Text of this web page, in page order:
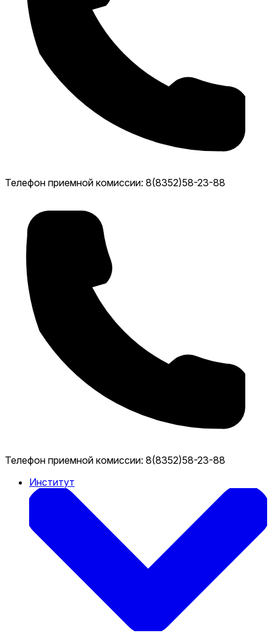
Телефон приемной комиссии: 8(8352)58-23-88
Телефон приемной комиссии: 8(8352)58-23-88
Институт